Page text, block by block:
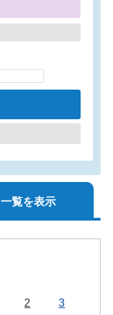
一覧を表示
2 3